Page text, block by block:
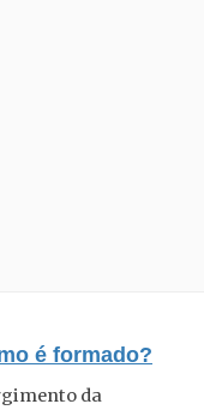
é formado?
da